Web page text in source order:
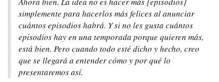
simplemente para hacerlos más felices al anunciar
cuántos episodios habrá. Y si no les gusta cuántos
episodios hay en una temporada porque quieren más,
está bien. Pero cuando todo esté dicho y hecho, creo
que se llegará a entender cómo y por qué lo
presentaremos así.